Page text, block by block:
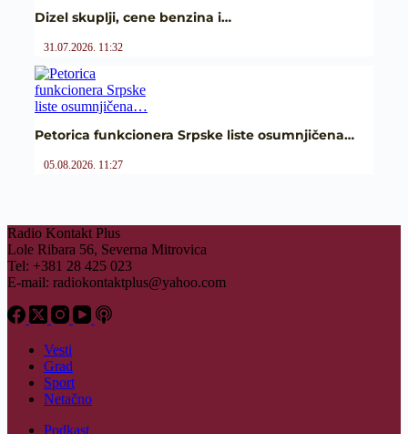
Dizel skuplji, cene benzina i…
31.07.2026. 11:32
Petorica funkcionera Srpske liste osumnjičena…
05.08.2026. 11:27
Radio Kontakt Plus
Lole Ribara 56, Severna Mitrovica
Tel: +381 28 425 023
E-mail: radiokontaktplus@yahoo.com
Vesti
Grad
Sport
Netačno
Podkast